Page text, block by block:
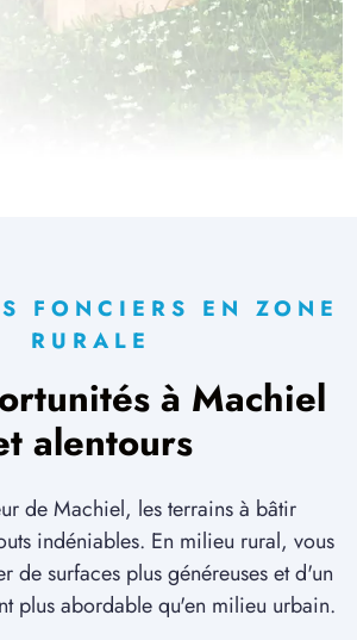
FONCIERS EN ZONE
RURALE
à Machiel
alentours
de Machiel, les terrains à bâtir
indéniables. En milieu rural, vous
de surfaces plus généreuses et d'un
plus abordable qu'en milieu urbain.